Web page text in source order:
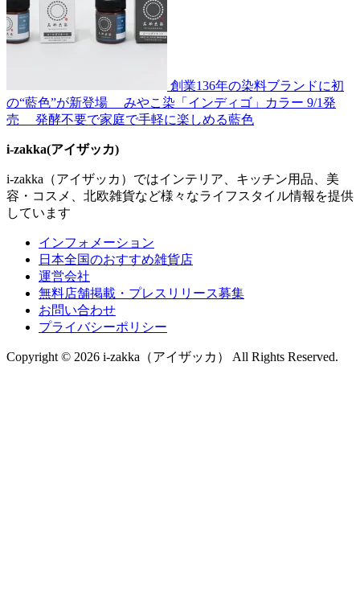
創業136年の染料ブランドに初
の“藍色”が新登場 みやこ染「インディゴ」カラー 9/1発
売 発酵不要で家庭で手軽に楽しめる藍色
i-zakka(アイザッカ)
i-zakka（アイザッカ）ではインテリア、キッチン用品、美
容・コスメ、北欧雑貨など様々なライフスタイル情報を提供
しています
インフォメーション
日本全国のおすすめ雑貨店
運営会社
無料店舗掲載・プレスリリース募集
お問い合わせ
プライバシーポリシー
Copyright © 2026 i-zakka（アイザッカ） All Rights Reserved.